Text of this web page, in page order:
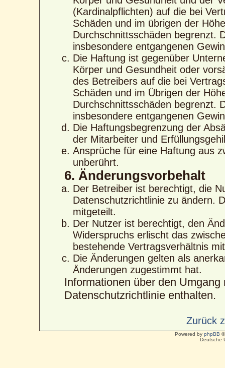
(Kardinalpflichten) auf die bei
Schäden und im übrigen der
Durchschnittsschäden begrenzt.
insbesondere entgangenen
Die Haftung ist gegenüber
Körper und Gesundheit oder
des Betreibers auf die bei
Schäden und im Übrigen der
Durchschnittsschäden begrenzt.
insbesondere entgangenen
Die Haftungsbegrenzung der
der Mitarbeiter und
Ansprüche für eine Haftung aus
unberührt.
6. Änderungsvorbehalt
Der Betreiber ist berechtigt, die
Datenschutzrichtlinie zu ändern.
mitgeteilt.
Der Nutzer ist berechtigt, den
Widerspruchs erlischt das
bestehende Vertragsverhältnis
Die Änderungen gelten als
Änderungen zugestimmt hat.
Informationen über den
Datenschutzrichtlinie enthalten.
Zurück
Powered by phpBB
Deutsche